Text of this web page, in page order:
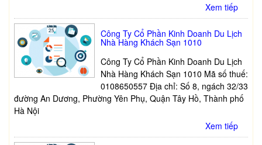
Xem tiếp
Công Ty Cổ Phần Kinh Doanh Du Lịch
Nhà Hàng Khách Sạn 1010
Công Ty Cổ Phần Kinh Doanh Du Lịch
Nhà Hàng Khách Sạn 1010 Mã số thuế:
0108650557 Địa chỉ: Số 8, ngách 32/33
đường An Dương, Phường Yên Phụ, Quận Tây Hồ, Thành phố
Hà Nội
Xem tiếp